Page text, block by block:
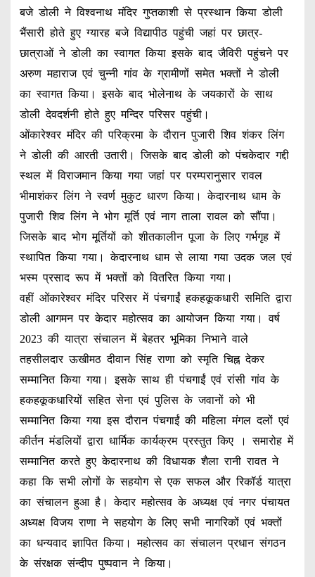
बजे डोली ने विश्वनाथ मंदिर गुप्तकाशी से प्रस्थान किया डोली
भैंसारी होते हुए ग्यारह बजे विद्यापीठ पहुंची जहां पर छात्र-
छात्राओं ने डोली का स्वागत किया इसके बाद जैविरी पहुंचने पर
अरुण महाराज एवं चुन्नी गांव के ग्रामीणों समेत भक्तों ने डोली
का स्वागत किया। इसके बाद भोलेनाथ के जयकारों के साथ
डोली देवदर्शनी होते हुए मन्दिर परिसर पहुंची।
ओंकारेश्वर मंदिर की परिक्रमा के दौरान पुजारी शिव शंकर लिंग
ने डोली की आरती उतारी। जिसके बाद डोली को पंचकेदार गद्दी
स्थल में विराजमान किया गया जहां पर परम्परानुसार रावल
भीमाशंकर लिंग ने स्वर्ण मुकुट धारण किया। केदारनाथ धाम के
पुजारी शिव लिंग ने भोग मूर्ति एवं नाग ताला रावल को सौंपा।
जिसके बाद भोग मूर्तियों को शीतकालीन पूजा के लिए गर्भगृह में
स्थापित किया गया। केदारनाथ धाम से लाया गया उदक जल एवं
भस्म प्रसाद रूप में भक्तों को वितरित किया गया।
वहीं ओंकारेश्वर मंदिर परिसर में पंचगाईं हकहकूकधारी समिति द्वारा
डोली आगमन पर केदार महोत्सव का आयोजन किया गया। वर्ष
2023 की यात्रा संचालन में बेहतर भूमिका निभाने वाले
तहसीलदार ऊखीमठ दीवान सिंह राणा को स्मृति चिह्न देकर
सम्मानित किया गया। इसके साथ ही पंचगाईं एवं रांसी गांव के
हकहकूकधारियों सहित सेना एवं पुलिस के जवानों को भी
सम्मानित किया गया इस दौरान पंचगाईं की महिला मंगल दलों एवं
कीर्तन मंडलियों द्वारा धार्मिक कार्यक्रम प्रस्तुत किए । समारोह में
सम्मानित करते हुए केदारनाथ की विधायक शैला रानी रावत ने
कहा कि सभी लोगों के सहयोग से एक सफल और रिकॉर्ड यात्रा
का संचालन हुआ है। केदार महोत्सव के अध्यक्ष एवं नगर पंचायत
अध्यक्ष विजय राणा ने सहयोग के लिए सभी नागरिकों एवं भक्तों
का धन्यवाद ज्ञापित किया। महोत्सव का संचालन प्रधान संगठन
के संरक्षक संन्दीप पुष्पवान ने किया।